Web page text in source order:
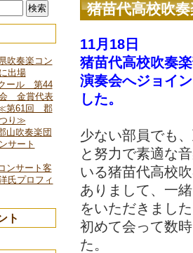
吹奏楽コン
出場
ール 第44
金賞代表
第61回 郡
り≫
山吹奏楽団
サート
ンサート客
氏プロフィ
ト
猪苗代高校吹
11月18日
猪苗代高校吹奏
演奏会へジョイ
した。
少ない部員でも
と努力で素適な
いる猪苗代高校
ありまして、一
をいただきまし
初めて会って数
た。